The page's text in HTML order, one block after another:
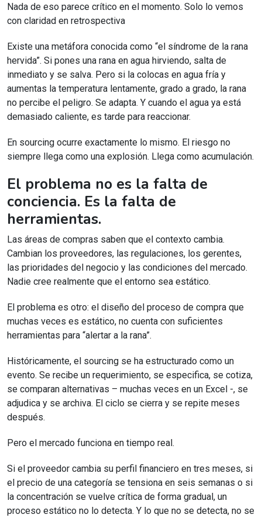
Nada de eso parece crítico en el momento. Solo lo vemos
con claridad en retrospectiva
Existe una metáfora conocida como “el síndrome de la rana
hervida”. Si pones una rana en agua hirviendo, salta de
inmediato y se salva. Pero si la colocas en agua fría y
aumentas la temperatura lentamente, grado a grado, la rana
no percibe el peligro. Se adapta. Y cuando el agua ya está
demasiado caliente, es tarde para reaccionar.
En sourcing ocurre exactamente lo mismo. El riesgo no
siempre llega como una explosión. Llega como acumulación.
El problema no es la falta de
conciencia. Es la falta de
herramientas.
Las áreas de compras saben que el contexto cambia.
Cambian los proveedores, las regulaciones, los gerentes,
las prioridades del negocio y las condiciones del mercado.
Nadie cree realmente que el entorno sea estático.
El problema es otro: el diseño del proceso de compra que
muchas veces es estático, no cuenta con suficientes
herramientas para “alertar a la rana”.
Históricamente, el sourcing se ha estructurado como un
evento. Se recibe un requerimiento, se especifica, se cotiza,
se comparan alternativas – muchas veces en un Excel -, se
adjudica y se archiva. El ciclo se cierra y se repite meses
después.
Pero el mercado funciona en tiempo real.
Si el proveedor cambia su perfil financiero en tres meses, si
el precio de una categoría se tensiona en seis semanas o si
la concentración se vuelve crítica de forma gradual, un
proceso estático no lo detecta. Y lo que no se detecta, no se